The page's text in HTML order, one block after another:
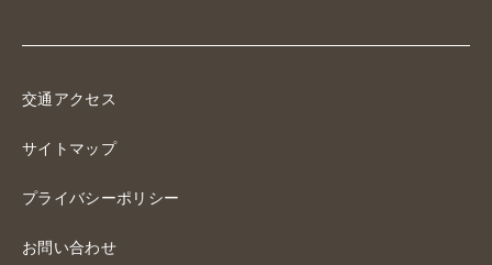
交通アクセス
サイトマップ
プライバシーポリシー
お問い合わせ